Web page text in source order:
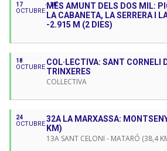
17
OCTUBRE
18
MÉS AMUNT DELS DOS MIL:
LA CABANETA, LA SERRERA I
-2.915 M (2 DIES)
18
OCTUBRE
COL·LECTIVA: SANT CORNELI
TRINXERES
COL·LECTIVA
24
OCTUBRE
32A LA MARXASSA:
KM)
13A SANT CELONI - MATARÓ (38,4